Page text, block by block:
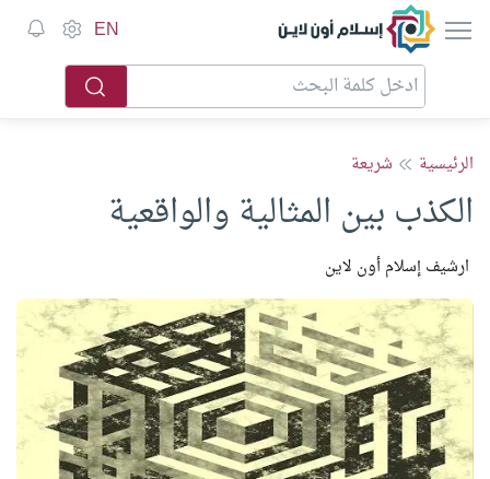
إسلام أون لاين EN
الرئيسية شريعة
الكذب بين المثالية والواقعية
ارشيف إسلام أون لاين